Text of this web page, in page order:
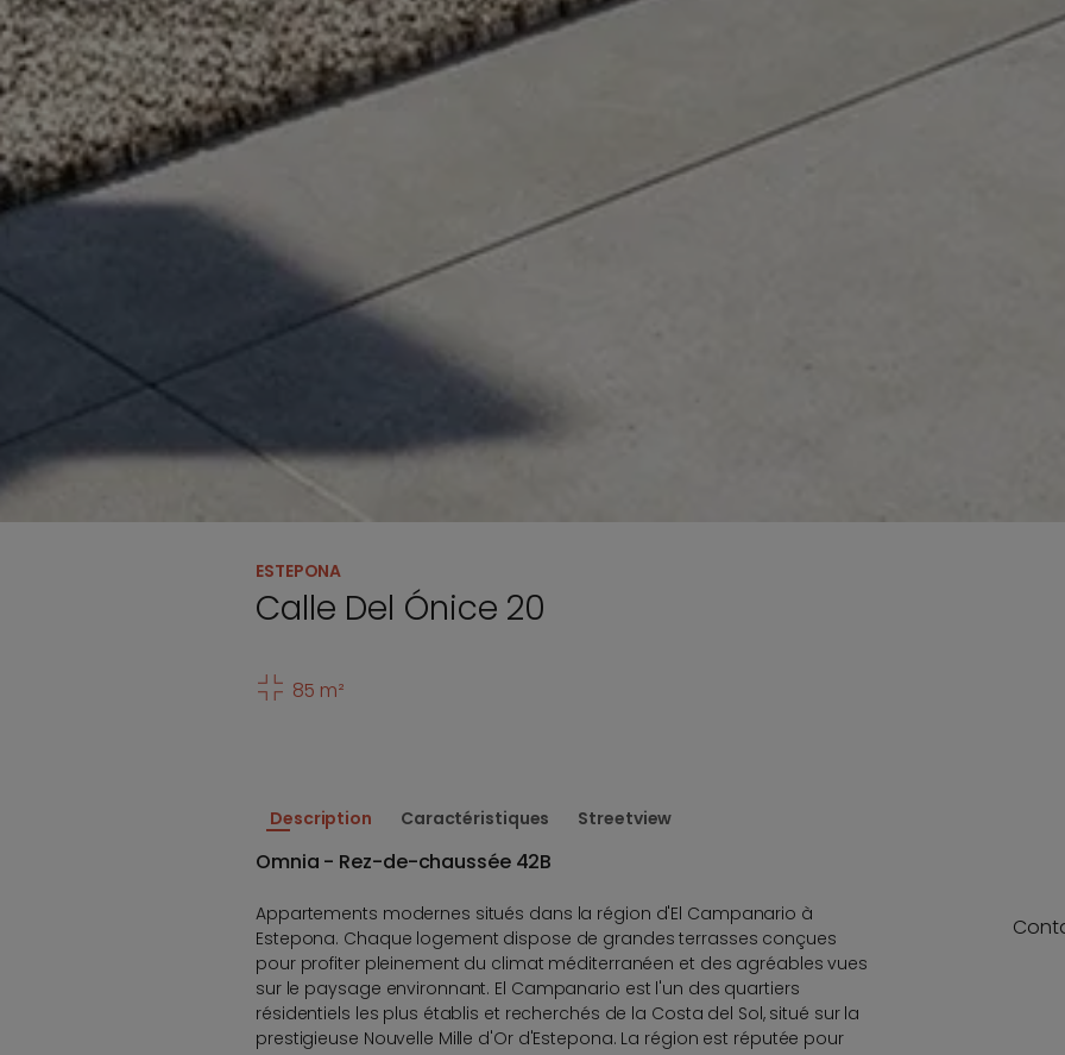
ESTEPONA
Calle Del Ónice 20
85 m²
Description Caractéristiques Streetview
Omnia - Rez-de-chaussée 42B
Appartements modernes situés dans la région d'El Campanario à
Estepona. Chaque logement dispose de grandes terrasses conçues
pour profiter pleinement du climat méditerranéen et des agréables vues
sur le paysage environnant. El Campanario est l'un des quartiers
résidentiels les plus établis et recherchés de la Costa del Sol, situé sur la
prestigieuse Nouvelle Mille d'Or d'Estepona. La région est réputée pour